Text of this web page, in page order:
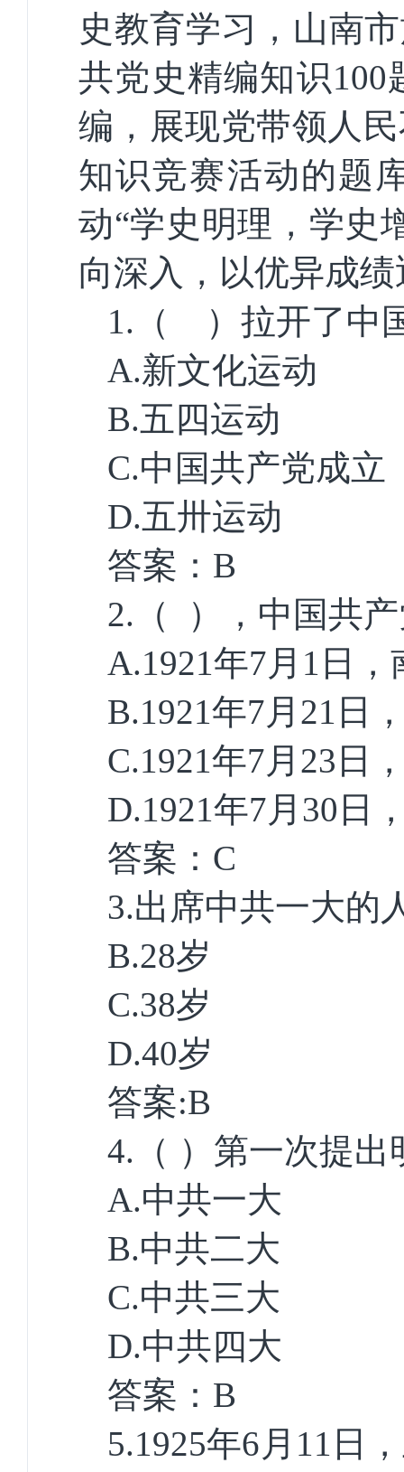
史教育学习， 山南
共党史精编知识100
编 ，展现党带领人
知识竞赛活动的题
动“学史明理，学史
向深入，以优异成
1. （
）拉开了中
A.新文化运动
B.五四运动
C.中国共产党成立
D.五卅运动
答案： B
2. （
），中国共
A.1921年7月 1 日，
B.1921年7月 21 日
C.1921年7月 23 日
D.1921年7月 30 日
答案： C
3.出席中共一大的
B.28岁
C.38岁
D.40岁
答案:B
4. （ ）第一次提
A.中共一大
B.中共二大
C.中共三大
D.中共四大
答案： B
5.1925年6 月 11 日